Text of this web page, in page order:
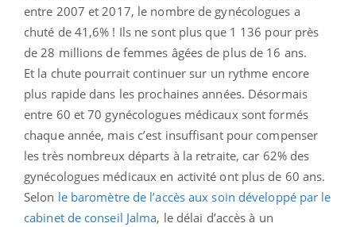
entre 2007 et 2017, le nombre de gynécologues a
chuté de 41,6% ! Ils ne sont plus que 1 136 pour près
de 28 millions de femmes âgées de plus de 16 ans.
Et la chute pourrait continuer sur un rythme encore
plus rapide dans les prochaines années. Désormais
entre 60 et 70 gynécologues médicaux sont formés
chaque année, mais c’est insuffisant pour compenser
les très nombreux départs à la retraite, car 62% des
gynécologues médicaux en activité ont plus de 60 ans.
Selon le baromètre de l’accès aux soin développé par le
cabinet de conseil Jalma, le délai d’accès à un